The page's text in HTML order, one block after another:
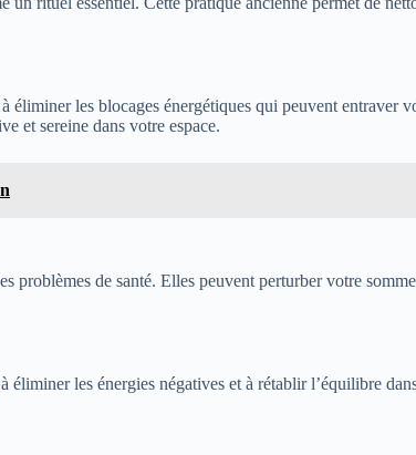
les blocages énergétiques qui peuvent entraver
et sereine dans votre espace.
problèmes de santé. Elles peuvent perturber votre
les énergies négatives et à rétablir l’équilibre